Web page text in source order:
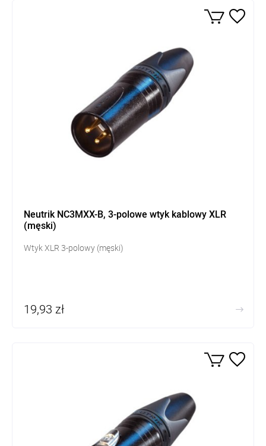
Neutrik NC3MXX-B, 3-polowe wtyk kablowy XLR
(męski)
Wtyk XLR 3-polowy (męski)
19,93 zł